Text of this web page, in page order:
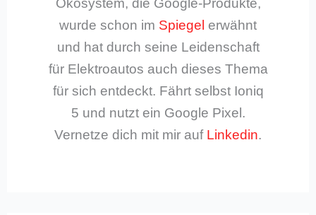
wurde schon im Spiegel erwähnt
und hat durch seine Leidenschaft
für Elektroautos auch dieses Thema
für sich entdeckt. Fährt selbst Ioniq
5 und nutzt ein Google Pixel.
Vernetze dich mit mir auf Linkedin.